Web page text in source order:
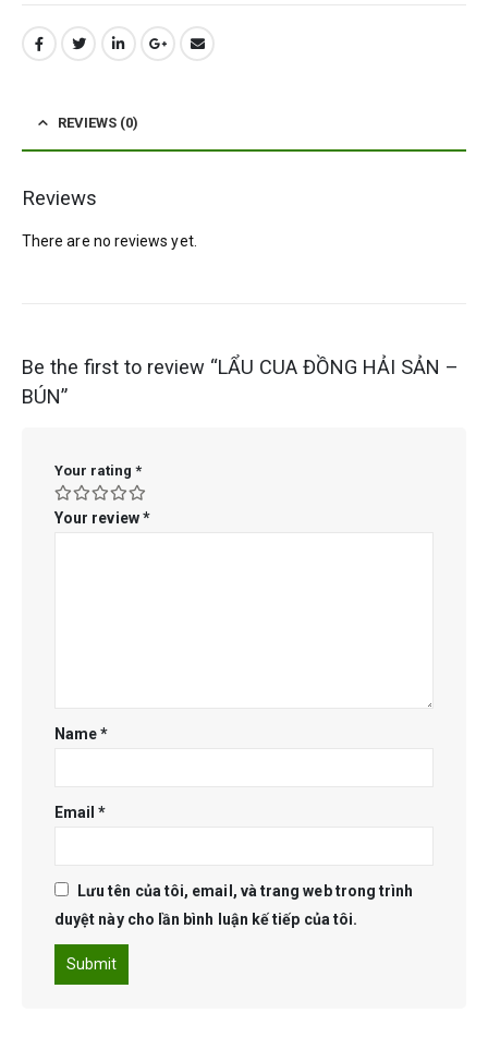
REVIEWS (0)
Reviews
There are no reviews yet.
Be the first to review “LẨU CUA ĐỒNG HẢI SẢN –
BÚN”
Your rating *
Your review*
Name*
Email*
Lưu tên của tôi, email, và trang web trong trình
duyệt này cho lần bình luận kế tiếp của tôi.